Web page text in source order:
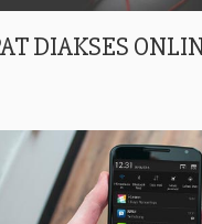
DIAKSES